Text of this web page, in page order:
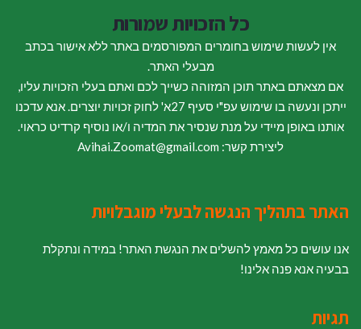
כל הזכויות שמורות
אין לעשות שימוש בחומרים המפורסמים באתר ללא אישור בכתב
מבעלי האתר.
אם מצאתם באתר תוכן המזוהה כשייך לכם ואתם בעלי הזכויות עליו,
ייתכן ונעשה בו שימוש עפ"י סעיף 27א' לחוק זכויות יוצרים. אנא עדכנו
אותנו באופן מיידי על מנת שנסיר את המדיה ו/או נוסיף קרדיט כראוי.
ליצירת קשר: Avihai.Zoomat@gmail.com
האתר בתהליך הנגשה לבעלי מוגבלויות
אנו עושים כל מאמץ להשלים את הנגשת האתר! במידה ונתקלת
בבעיה אנא פנה אלינו!
תגיות